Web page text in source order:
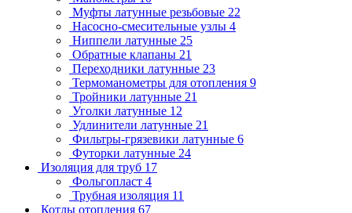
Муфты латунные резьбовые 22
Насосно-смесительные узлы 4
Ниппели латунные 25
Обратные клапаны 21
Переходники латунные 23
Термоманометры для отопления 9
Тройники латунные 21
Уголки латунные 12
Удлинители латунные 21
Фильтры-грязевики латунные 6
Футорки латунные 24
Изоляция для труб 17
Фольгопласт 4
Трубная изоляция 11
Котлы отопления 67